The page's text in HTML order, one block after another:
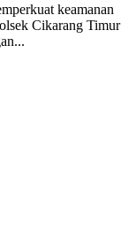
keamanan
Cikarang Timur